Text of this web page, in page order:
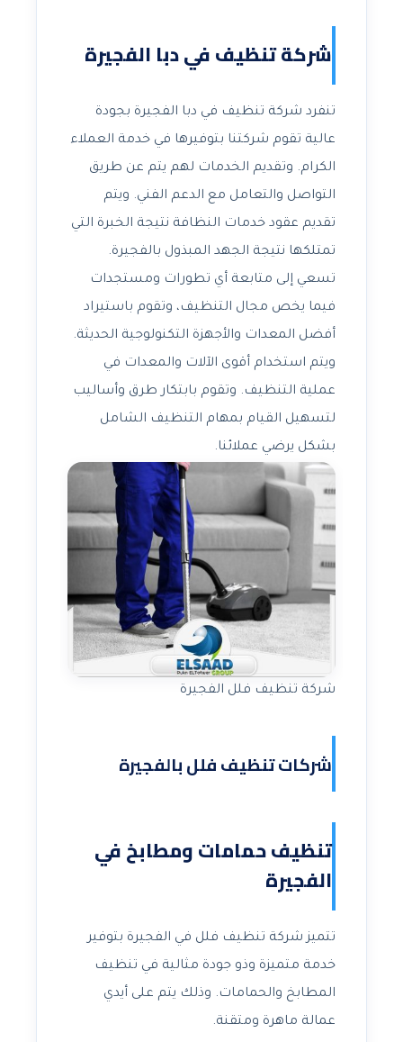
شركة تنظيف في دبا الفجيرة
تنفرد شركة تنظيف في دبا الفجيرة بجودة
عالية تقوم شركتنا بتوفيرها في خدمة العملاء
الكرام. وتقديم الخدمات لهم يتم عن طريق
التواصل والتعامل مع الدعم الفني. ويتم
تقديم عقود خدمات النظافة نتيجة الخبرة التي
تمتلكها نتيجة الجهد المبذول بالفجيرة.
تسعي إلى متابعة أي تطورات ومستجدات
فيما يخص مجال التنظيف، وتقوم باستيراد
أفضل المعدات والأجهزة التكنولوجية الحديثة.
ويتم استخدام أقوى الآلات والمعدات في
عملية التنظيف. وتقوم بابتكار طرق وأساليب
لتسهيل القيام بمهام التنظيف الشامل
بشكل يرضي عملائنا.
شركة تنظيف فلل الفجيرة
شركات تنظيف فلل بالفجيرة
تنظيف حمامات ومطابخ في
الفجيرة
تتميز شركة تنظيف فلل في الفجيرة بتوفير
خدمة متميزة وذو جودة مثالية في تنظيف
المطابخ والحمامات. وذلك يتم على أيدي
عمالة ماهرة ومتقنة.